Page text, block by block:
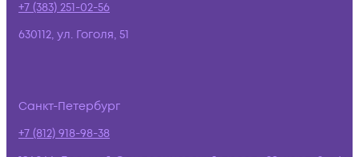
+7 (383) 251-02-56
630112, ул. Гоголя, 51
Санкт-Петербург
+7 (812) 918-98-38